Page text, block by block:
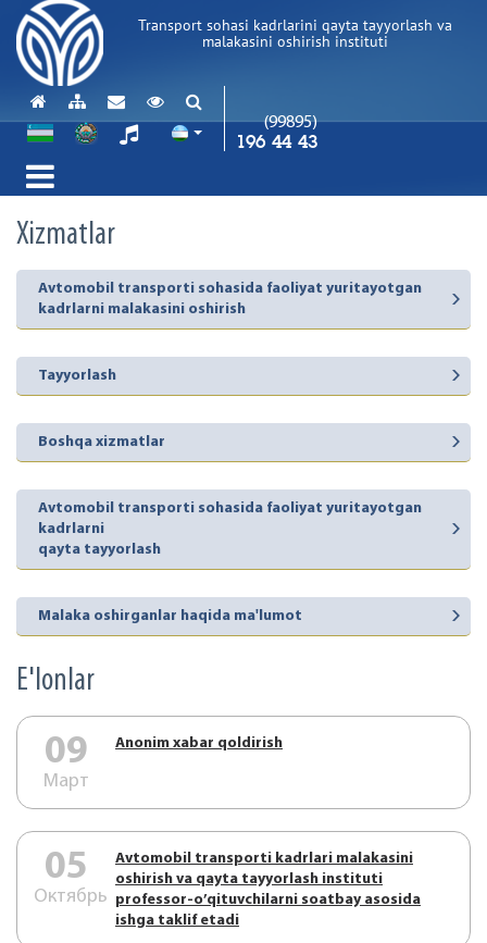
Transport sohasi kadrlarini qayta tayyorlash va
malakasini oshirish instituti
(99895)
196 44 43
Xizmatlar
Avtomobil transporti sohasida faoliyat yuritayotgan
kadrlarni malakasini oshirish
Tayyorlash
Boshqa xizmatlar
Avtomobil transporti sohasida faoliyat yuritayotgan
kadrlarni
qayta tayyorlash
Malaka oshirganlar haqida ma'lumot
E'lonlar
09
Март
Аnonim xabar qoldirish
05
Октябрь
Аvtоmоbil trаnspоrti kаdrlаri mаlаkаsini
оshirish vа qаytа tаyyorlаsh instituti
prоfеssоr-o’qituvchilаrni sоаtbаy аsоsidа
ishgа tаklif etаdi